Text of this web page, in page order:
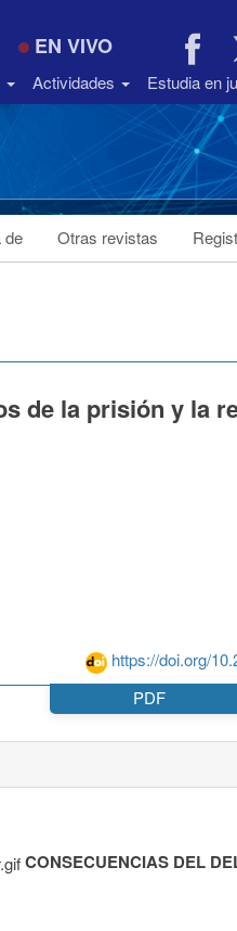
EN VIVO
Actividades Estudia en
de Otras revistas
https://doi.org/
de la prisión y la
PDF
CONSECUENCIAS DEL